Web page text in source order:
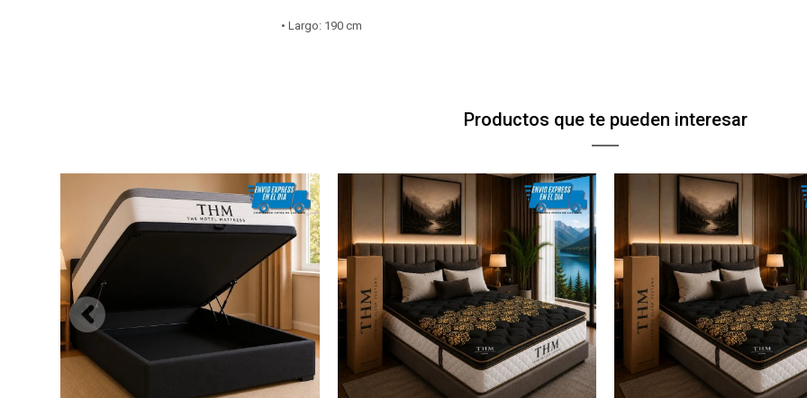
• Largo: 190 cm
Productos que te pueden interesar